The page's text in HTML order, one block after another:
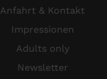
Anfahrt & Kontakt
Impressionen
Adults only
Newsletter